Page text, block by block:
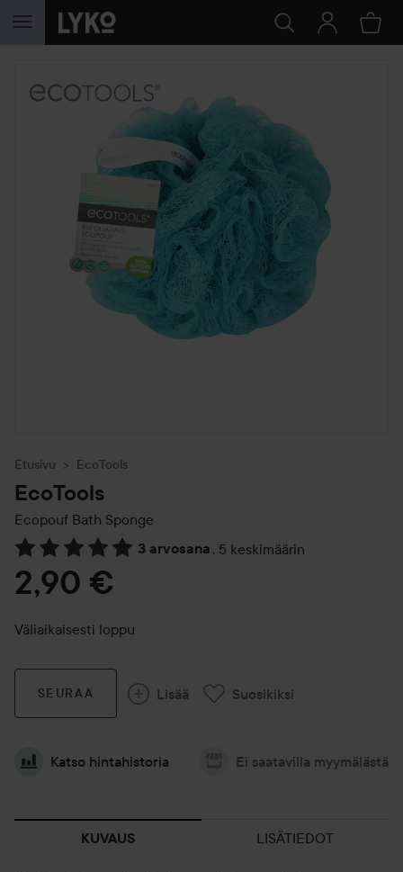
SIIRTYÄ JHK SISÄLTÖÖN
Etusivu EcoTools
EcoTools
Ecopouf Bath Sponge
3 arvosana , 5 keskimäärin
Siirtyä jhk Arvosana & kommentit
2,90 €
Väliaikaisesti loppu
SEURAA Lisää Suosikiksi
Katso hintahistoria Ei saatavilla myymälästä
KUVAUS LISÄTIEDOT